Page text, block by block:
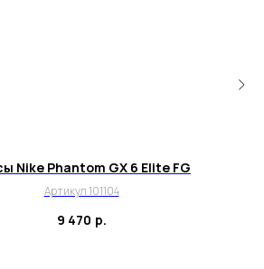
Nike Phantom GX 6 Elite FG
Артикул 101104
9 470 р.